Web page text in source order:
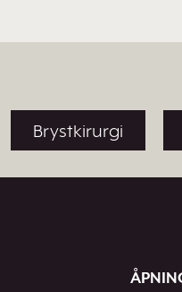
Brystkirurgi